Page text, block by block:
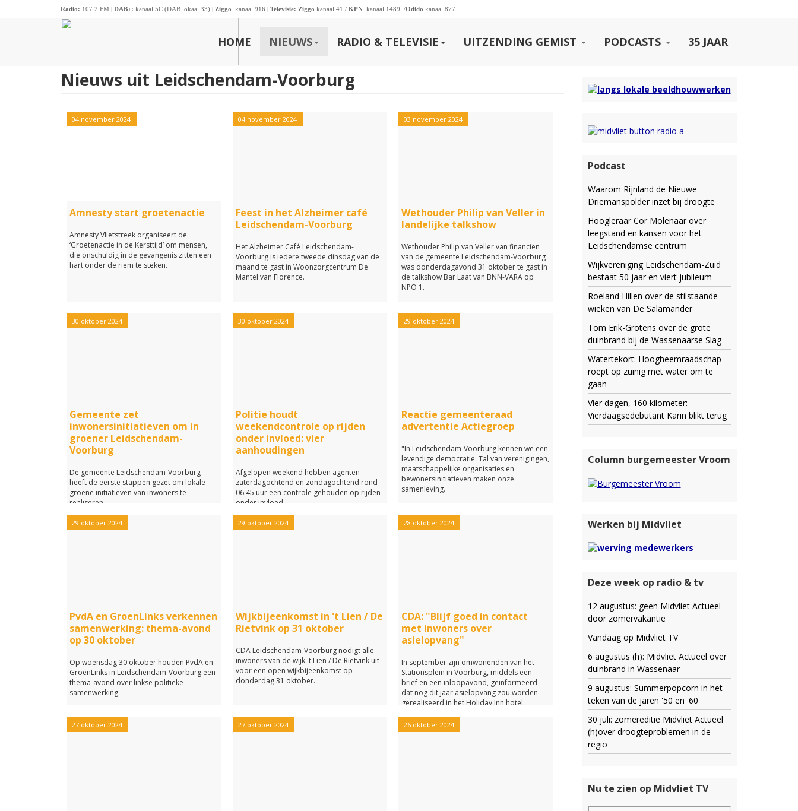
Radio: 107.2 FM | DAB+: kanaal 5C (DAB lokaal 33) | Ziggo kanaal 916 | Televisie: Ziggo kanaal 41 / KPN kanaal 1489 /Odido kanaal 877
HOME NIEUWS RADIO & TELEVISIE UITZENDING GEMIST PODCASTS 35 JAAR
Nieuws uit Leidschendam-Voorburg
04 november 2024
Amnesty start groetenactie
Amnesty Vlietstreek organiseert de
‘Groetenactie in de Kersttijd’ om mensen,
die onschuldig in de gevangenis zitten een
hart onder de riem te steken.
04 november 2024
Feest in het Alzheimer café
Leidschendam-Voorburg
Het Alzheimer Café Leidschendam-
Voorburg is iedere tweede dinsdag van de
maand te gast in Woonzorgcentrum De
Mantel van Florence.
03 november 2024
Wethouder Philip van Veller in
landelijke talkshow
Wethouder Philip van Veller van financiën
van de gemeente Leidschendam-Voorburg
was donderdagavond 31 oktober te gast in
de talkshow Bar Laat van BNN-VARA op
NPO 1.
30 oktober 2024
Gemeente zet
inwonersinitiatieven om in
groener Leidschendam-
Voorburg
De gemeente Leidschendam-Voorburg
heeft de eerste stappen gezet om lokale
groene initiatieven van inwoners te
realiseren.
30 oktober 2024
Politie houdt
weekendcontrole op rijden
onder invloed: vier
aanhoudingen
Afgelopen weekend hebben agenten
zaterdagochtend en zondagochtend rond
06:45 uur een controle gehouden op rijden
onder invloed.
29 oktober 2024
Reactie gemeenteraad
advertentie Actiegroep
"In Leidschendam-Voorburg kennen we een
levendige democratie. Tal van verenigingen,
maatschappelijke organisaties en
bewonersinitiatieven maken onze
samenleving.
29 oktober 2024
PvdA en GroenLinks verkennen
samenwerking: thema-avond
op 30 oktober
Op woensdag 30 oktober houden PvdA en
GroenLinks in Leidschendam-Voorburg een
thema-avond over linkse politieke
samenwerking.
29 oktober 2024
Wijkbijeenkomst in 't Lien / De
Rietvink op 31 oktober
CDA Leidschendam-Voorburg nodigt alle
inwoners van de wijk 't Lien / De Rietvink uit
voor een open wijkbijeenkomst op
donderdag 31 oktober.
28 oktober 2024
CDA: "Blijf goed in contact
met inwoners over
asielopvang"
In september zijn omwonenden van het
Stationsplein in Voorburg, middels een
brief en een inloopavond, geïnformeerd
dat nog dit jaar asielopvang zou worden
gerealiseerd in het Holiday Inn hotel.
27 oktober 2024 27 oktober 2024 26 oktober 2024
Podcast
Waarom Rijnland de Nieuwe
Driemanspolder inzet bij droogte
Hoogleraar Cor Molenaar over
leegstand en kansen voor het
Leidschendamse centrum
Wijkvereniging Leidschendam-Zuid
bestaat 50 jaar en viert jubileum
Roeland Hillen over de stilstaande
wieken van De Salamander
Tom Erik-Grotens over de grote
duinbrand bij de Wassenaarse Slag
Watertekort: Hoogheemraadschap
roept op zuinig met water om te
gaan
Vier dagen, 160 kilometer:
Vierdaagsedebutant Karin blikt terug
Column burgemeester Vroom
Werken bij Midvliet
Deze week op radio & tv
12 augustus: geen Midvliet Actueel
door zomervakantie
Vandaag op Midvliet TV
6 augustus (h): Midvliet Actueel over
duinbrand in Wassenaar
9 augustus: Summerpopcorn in het
teken van de jaren '50 en '60
30 juli: zomereditie Midvliet Actueel
(h)over droogteproblemen in de
regio
Nu te zien op Midvliet TV